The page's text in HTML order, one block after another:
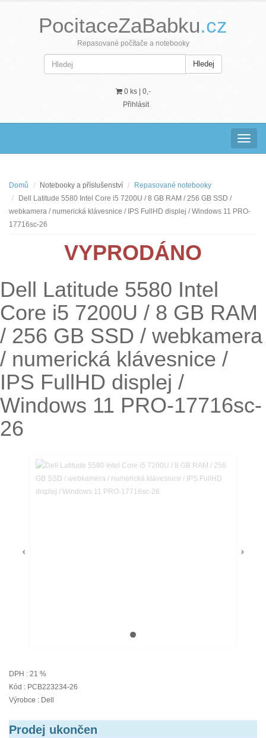
PocitaceZaBabku.cz
Repasované počítače a notebooky
Hledej
0 ks | 0,-
Přihlásit
Domů Notebooky a příslušenství
Repasované notebooky
Dell Latitude 5580 Intel Core i5 7200U / 8 GB RAM / 256 GB SSD /
webkamera / numerická klávesnice / IPS FullHD displej / Windows 11 PRO-
17716sc-26
VYPRODÁNO
Dell Latitude 5580 Intel
Core i5 7200U / 8 GB RAM
/ 256 GB SSD / webkamera
/ numerická klávesnice /
IPS FullHD displej /
Windows 11 PRO-17716sc-
26
DPH : 21 %
Kód : PCB223234-26
Výrobce : Dell
Prodej ukončen